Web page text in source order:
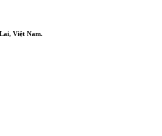
Việt Nam.